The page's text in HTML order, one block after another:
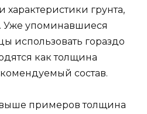
характеристики грунта,
Уже упоминавшиеся
использовать гораздо
как толщина
состав.
примеров толщина